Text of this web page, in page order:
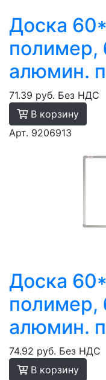
Доска
полимер,
алюмин.
71.39 руб. Без НДС
В корзину
Арт. 9206913
Доска
полимер,
алюмин.
74.92 руб. Без НДС
В корзину